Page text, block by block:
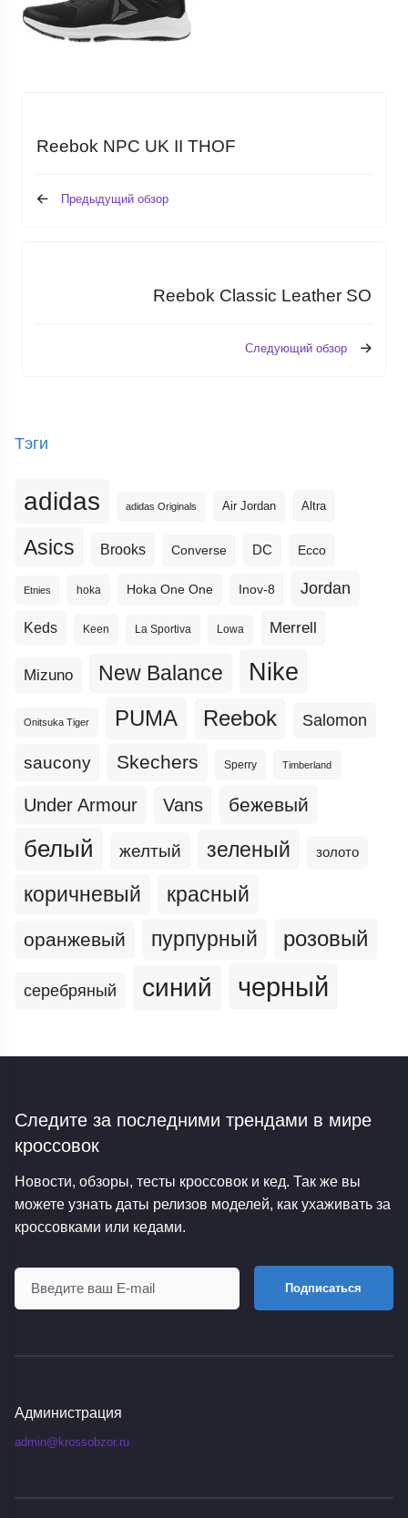
Reebok NPC UK II THOF
Предыдущий обзор
Reebok Classic Leather SO
Следующий обзор
Тэги
adidas adidas Originals Air Jordan Altra
Asics Brooks Converse DC Ecco
Etnies hoka Hoka One One Inov-8 Jordan
Keds Keen La Sportiva Lowa Merrell
Mizuno New Balance Nike
Onitsuka Tiger PUMA Reebok Salomon
saucony Skechers Sperry Timberland
Under Armour Vans бежевый
белый желтый зеленый золото
коричневый красный
оранжевый пурпурный розовый
серебряный синий черный
Следите за последними трендами в мире
кроссовок
Новости, обзоры, тесты кроссовок и кед. Так же вы
можете узнать даты релизов моделей, как ухаживать за
кроссовками или кедами.
Подписаться
Администрация
admin@krossobzor.ru